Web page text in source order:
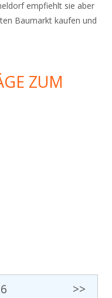
empfiehlt sie aber
Baumarkt kaufen und
ZUM
>>